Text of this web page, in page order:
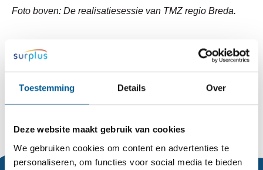
Toestemming Details Over
Deze website maakt gebruik van cookies
We gebruiken cookies om content en advertenties te
personaliseren, om functies voor social media te bieden
Foto boven: De realisatiesessie van TMZ regio Breda.
Bericht delen: